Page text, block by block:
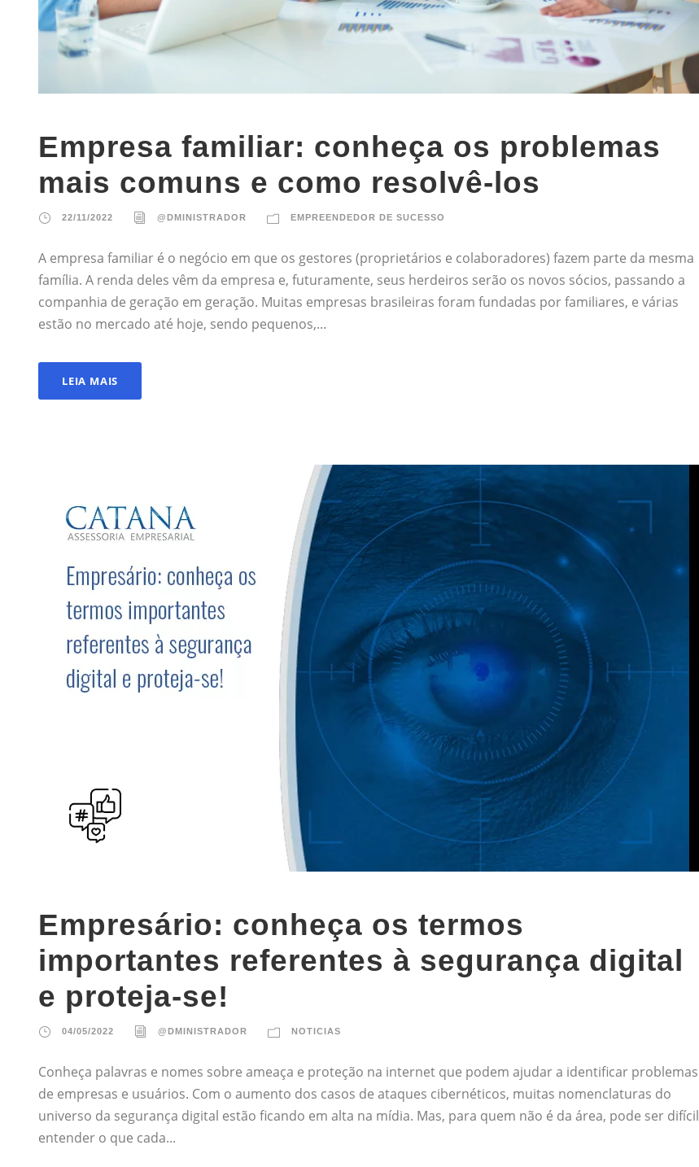
Empresa familiar: conheça os problemas
mais comuns e como resolvê-los
22/11/2022 @DMINISTRADOR EMPREENDEDOR DE SUCESSO
A empresa familiar é o negócio em que os gestores (proprietários e colaboradores) fazem parte da mesma
família. A renda deles vêm da empresa e, futuramente, seus herdeiros serão os novos sócios, passando a
companhia de geração em geração. Muitas empresas brasileiras foram fundadas por familiares, e várias
estão no mercado até hoje, sendo pequenos,...
LEIA MAIS
Empresário: conheça os termos
importantes referentes à segurança digital
e proteja-se!
04/05/2022 @DMINISTRADOR NOTICIAS
Conheça palavras e nomes sobre ameaça e proteção na internet que podem ajudar a identificar problemas
de empresas e usuários. Com o aumento dos casos de ataques cibernéticos, muitas nomenclaturas do
universo da segurança digital estão ficando em alta na mídia. Mas, para quem não é da área, pode ser difícil
entender o que cada...